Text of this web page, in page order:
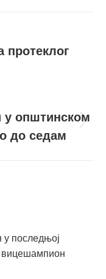
у општинском
до седам
у последњој
вицешампион